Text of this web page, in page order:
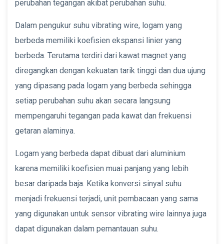
perubahan tegangan akibat perubahan suhu.
Dalam pengukur suhu vibrating wire, logam yang
berbeda memiliki koefisien ekspansi linier yang
berbeda. Terutama terdiri dari kawat magnet yang
diregangkan dengan kekuatan tarik tinggi dan dua ujung
yang dipasang pada logam yang berbeda sehingga
setiap perubahan suhu akan secara langsung
mempengaruhi tegangan pada kawat dan frekuensi
getaran alaminya.
Logam yang berbeda dapat dibuat dari aluminium
karena memiliki koefisien muai panjang yang lebih
besar daripada baja. Ketika konversi sinyal suhu
menjadi frekuensi terjadi, unit pembacaan yang sama
yang digunakan untuk sensor vibrating wire lainnya juga
dapat digunakan dalam pemantauan suhu.